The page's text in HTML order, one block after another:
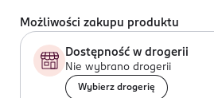
Możliwości zakupu produktu
Dostępność w drogerii
Nie wybrano drogerii
Wybierz drogerię